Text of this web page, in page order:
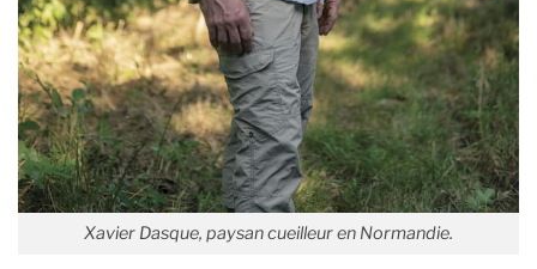
Xavier Dasque, paysan cueilleur en Normandie.